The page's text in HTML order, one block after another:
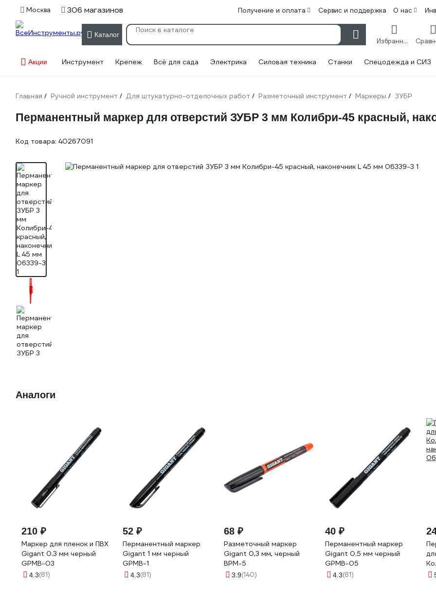
Москва 306 магазинов Получение и оплата Сервис и поддержка О нас
Каталог
Избранное
Акции Инструмент Крепеж Всё для сада Электрика Силовая техника Станки Спецодежда и СИЗ
Главная / Ручной инструмент / Для штукатурно-отделочных работ / Разметочный инструмент / Маркеры / ЗУБР
Перманентный маркер для отверстий ЗУБР 3 мм Колибри-45 красный,
Код товара: 40267091
Аналоги
210 ₽
Маркер для пленок и ПВХ
Gigant 0.3 мм черный
GPMB-03
4.3(81)
52 ₽
Перманентный маркер
Gigant 1 мм черный
GPMB-1
4.3(81)
68 ₽
Разметочный маркер
Gigant 0,3 мм, черный
BPM-5
3.9(140)
40 ₽
Перманентный маркер
Gigant 0.5 мм черный
GPMB-05
4.3(81)